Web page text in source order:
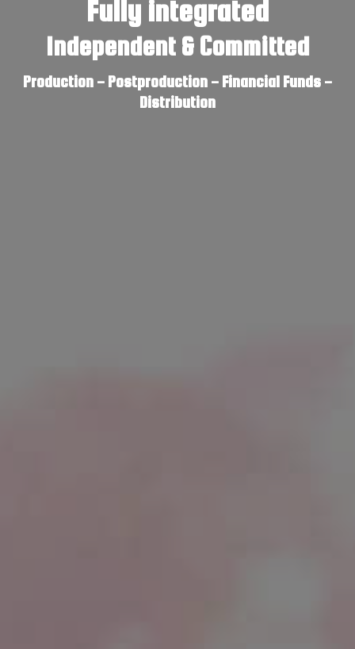
Fully integrated
Independent & Committed
Production - Postproduction - Financial Funds -
Distribution